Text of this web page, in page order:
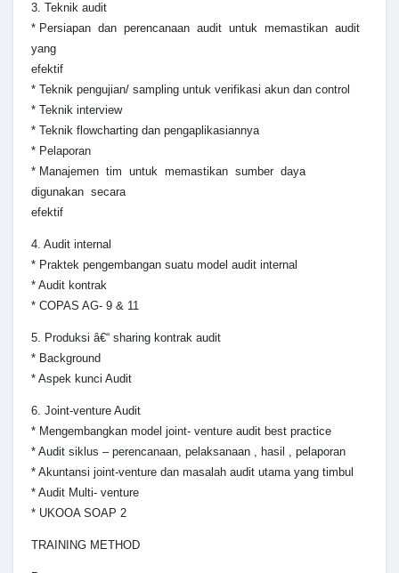
3. Teknik audit
* Persiapan dan perencanaan audit untuk memastikan audit
yang
efektif
* Teknik pengujian/ sampling untuk verifikasi akun dan control
* Teknik interview
* Teknik flowcharting dan pengaplikasiannya
* Pelaporan
* Manajemen tim untuk memastikan sumber daya
digunakan secara
efektif
4. Audit internal
* Praktek pengembangan suatu model audit internal
* Audit kontrak
* COPAS AG- 9 & 11
5. Produksi â€“ sharing kontrak audit
* Background
* Aspek kunci Audit
6. Joint-venture Audit
* Mengembangkan model joint- venture audit best practice
* Audit siklus – perencanaan, pelaksanaan , hasil , pelaporan
* Akuntansi joint-venture dan masalah audit utama yang timbul
* Audit Multi- venture
* UKOOA SOAP 2
TRAINING METHOD